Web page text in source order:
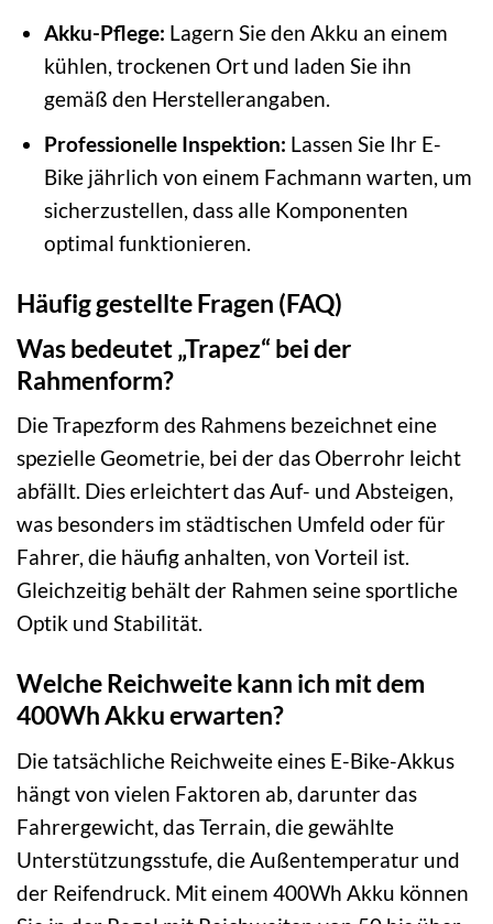
Akku-Pflege: Lagern Sie den Akku an einem
kühlen, trockenen Ort und laden Sie ihn
gemäß den Herstellerangaben.
Professionelle Inspektion: Lassen Sie Ihr E-
Bike jährlich von einem Fachmann warten, um
sicherzustellen, dass alle Komponenten
optimal funktionieren.
Häufig gestellte Fragen (FAQ)
Was bedeutet „Trapez“ bei der
Rahmenform?
Die Trapezform des Rahmens bezeichnet eine
spezielle Geometrie, bei der das Oberrohr leicht
abfällt. Dies erleichtert das Auf- und Absteigen,
was besonders im städtischen Umfeld oder für
Fahrer, die häufig anhalten, von Vorteil ist.
Gleichzeitig behält der Rahmen seine sportliche
Optik und Stabilität.
Welche Reichweite kann ich mit dem
400Wh Akku erwarten?
Die tatsächliche Reichweite eines E-Bike-Akkus
hängt von vielen Faktoren ab, darunter das
Fahrergewicht, das Terrain, die gewählte
Unterstützungsstufe, die Außentemperatur und
der Reifendruck. Mit einem 400Wh Akku können